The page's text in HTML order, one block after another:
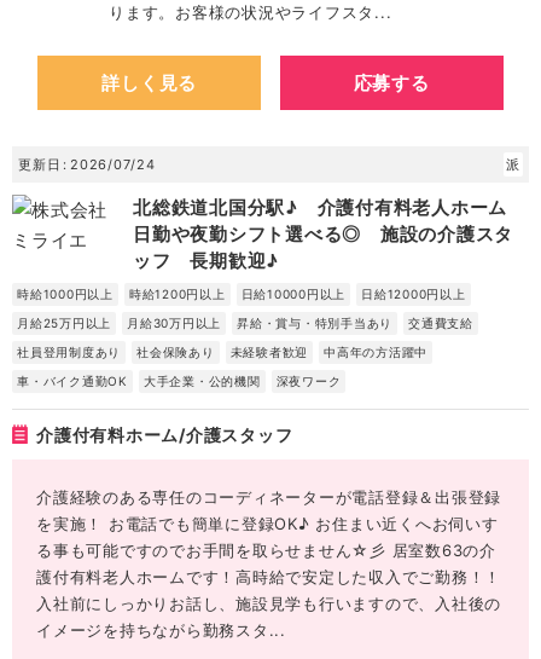
ります。お客様の状況やライフスタ...
詳しく見る 応募する
更新日 2026/07/24 派
北総鉄道北国分駅♪ 介護付有料老人ホーム
日勤や夜勤シフト選べる◎ 施設の介護スタ
ッフ 長期歓迎♪
時給1000円以上 時給1200円以上 日給10000円以上
日給12000円以上
月給25万円以上
月給30万円以上 昇給・賞与・特別手当あり
交通費支給
社員登用制度あり
社会保険あり 未経験者歓迎
中高年の方活躍中
車・バイク通勤OK
大手企業・公的機関 深夜ワーク
介護付有料ホーム/介護スタッフ
介護経験のある専任のコーディネーターが電話登録＆出張登録
を実施！ お電話でも簡単に登録OK♪ お住まい近くへお伺いす
る事も可能ですのでお手間を取らせません☆彡 居室数63の介
護付有料老人ホームです！高時給で安定した収入でご勤務！！
入社前にしっかりお話し、施設見学も行いますので、入社後の
イメージを持ちながら勤務スタ...